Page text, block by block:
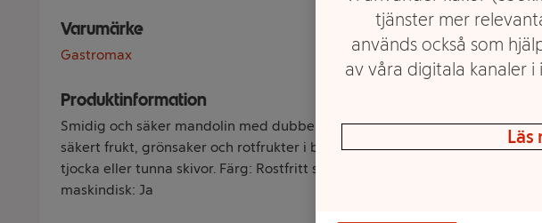
Varumärke
Gastromax
Produktinformation
Smidig och säker mandolin med dubbeleggat blad. Skär och skivar
säkert frukt, grönsaker och rotfrukter i båda riktningarna. Bladet kan
tjocka eller tunna skivor. Färg: Rostfritt stål/plast Storlek: 30x12,5x4cm Tål
maskindisk: Ja
tjänster mer
används också som
av våra digitala kanaler
Läs